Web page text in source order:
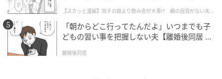
【スカッと漫画】双子の娘より飲み会が大事!? 親の自覚がない夫を
懲らしめた話
「朝からどこ行ってたんだよ」いつまでも子
どもの習い事を把握しない夫【離婚後同居 Vo
離婚後同居